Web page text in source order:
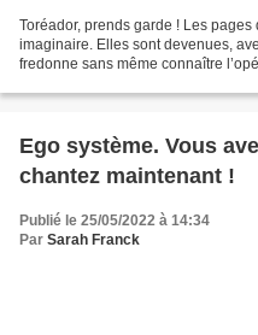
Toréador, prends garde ! Les
imaginaire. Elles sont devenues,
fredonne sans même connaître
Ego système. Vous
chantez maintenant !
Publié le 25/05/2022 à 14:34
Par Sarah Franck